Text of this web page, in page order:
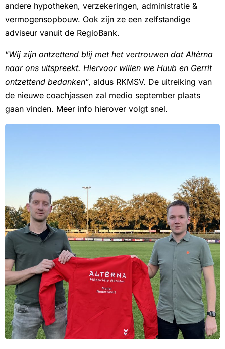
andere hypotheken, verzekeringen, administratie &
vermogensopbouw. Ook zijn ze een zelfstandige
adviseur vanuit de RegioBank.
“Wij zijn ontzettend blij met het vertrouwen dat Altèrna
naar ons uitspreekt. Hiervoor willen we Huub en Gerrit
ontzettend bedanken“, aldus RKMSV. De uitreiking van
de nieuwe coachjassen zal medio september plaats
gaan vinden. Meer info hierover volgt snel.